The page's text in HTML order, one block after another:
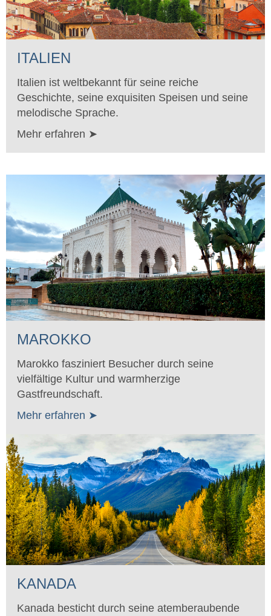
ITALIEN
Italien ist weltbekannt für seine reiche
Geschichte, seine exquisiten Speisen und seine
melodische Sprache.
Mehr erfahren ➤
MAROKKO
Marokko fasziniert Besucher durch seine
vielfältige Kultur und warmherzige
Gastfreundschaft.
Mehr erfahren ➤
KANADA
Kanada besticht durch seine atemberaubende